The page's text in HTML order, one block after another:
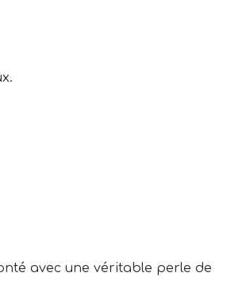
avec une véritable perle de